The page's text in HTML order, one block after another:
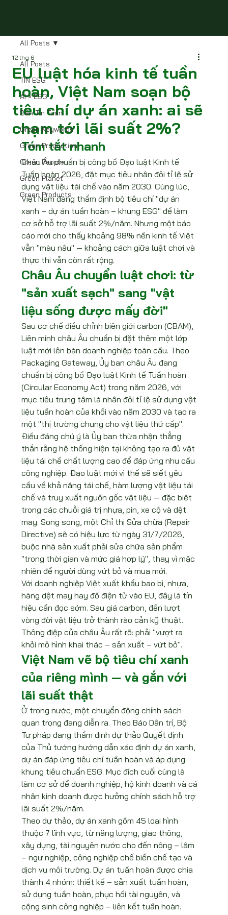
All Posts
TIN ESG
AI × ESG
Bản Tin Tuần
Green Keywords
Green Production
Green People
Green Planet
Green Products
All Posts
EU luật hóa kinh tế tuần
hoàn, Việt Nam soạn bộ
tiêu chí dự án xanh: ai sẽ
chạm tới lãi suất 2%?
12 thg 6
Tóm tắt nhanh
Châu Âu chuẩn bị công bố Đạo luật Kinh tế
Tuần hoàn 2026, đặt mục tiêu nhân đôi tỉ lệ sử
dụng vật liệu tái chế vào năm 2030. Cùng lúc,
Việt Nam đang thẩm định bộ tiêu chí "dự án
xanh – dự án tuần hoàn – khung ESG" để làm
cơ sở hỗ trợ lãi suất 2%/năm. Nhưng một báo
cáo mới cho thấy khoảng 98% nền kinh tế Việt
vẫn "màu nâu" — khoảng cách giữa luật chơi và
thực thi vẫn còn rất rộng.
Châu Âu chuyển luật chơi: từ
"sản xuất sạch" sang "vật
liệu sống được mấy đời"
Sau cơ chế điều chỉnh biên giới carbon (CBAM),
Liên minh châu Âu chuẩn bị đặt thêm một lớp
luật mới lên bàn doanh nghiệp toàn cầu. Theo
Packaging Gateway, Ủy ban châu Âu đang
chuẩn bị công bố Đạo luật Kinh tế Tuần hoàn
(Circular Economy Act) trong năm 2026, với
mục tiêu trung tâm là nhân đôi tỉ lệ sử dụng vật
liệu tuần hoàn của khối vào năm 2030 và tạo ra
một "thị trường chung cho vật liệu thứ cấp".
Điều đáng chú ý là Ủy ban thừa nhận thẳng
thắn rằng hệ thống hiện tại không tạo ra đủ vật
liệu tái chế chất lượng cao để đáp ứng nhu cầu
công nghiệp. Đạo luật mới vì thế sẽ siết yêu
cầu về khả năng tái chế, hàm lượng vật liệu tái
chế và truy xuất nguồn gốc vật liệu — đặc biệt
trong các chuỗi giá trị nhựa, pin, xe cộ và dệt
may. Song song, một Chỉ thị Sửa chữa (Repair
Directive) sẽ có hiệu lực từ ngày 31/7/2026,
buộc nhà sản xuất phải sửa chữa sản phẩm
"trong thời gian và mức giá hợp lý", thay vì mặc
nhiên để người dùng vứt bỏ và mua mới.
Với doanh nghiệp Việt xuất khẩu bao bì, nhựa,
hàng dệt may hay đồ điện tử vào EU, đây là tín
hiệu cần đọc sớm. Sau giá carbon, đến lượt
vòng đời vật liệu trở thành rào cản kỹ thuật.
Thông điệp của châu Âu rất rõ: phải "vượt ra
khỏi mô hình khai thác – sản xuất – vứt bỏ".
Việt Nam vẽ bộ tiêu chí xanh
của riêng mình — và gắn với
lãi suất thật
Ở trong nước, một chuyển động chính sách
quan trọng đang diễn ra. Theo Báo Dân trí, Bộ
Tư pháp đang thẩm định dự thảo Quyết định
của Thủ tướng hướng dẫn xác định dự án xanh,
dự án đáp ứng tiêu chí tuần hoàn và áp dụng
khung tiêu chuẩn ESG. Mục đích cuối cùng là
làm cơ sở để doanh nghiệp, hộ kinh doanh và cá
nhân kinh doanh được hưởng chính sách hỗ trợ
lãi suất 2%/năm.
Theo dự thảo, dự án xanh gồm 45 loại hình
thuộc 7 lĩnh vực, từ năng lượng, giao thông,
xây dựng, tài nguyên nước cho đến nông – lâm
– ngư nghiệp, công nghiệp chế biến chế tạo và
dịch vụ môi trường. Dự án tuần hoàn được chia
thành 4 nhóm: thiết kế – sản xuất tuần hoàn,
sử dụng tuần hoàn, phục hồi tài nguyên, và
cộng sinh công nghiệp – liên kết tuần hoàn.